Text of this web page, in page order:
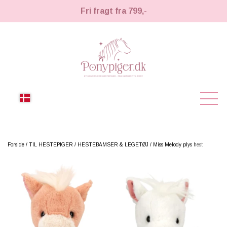
Fri fragt fra 799,-
NYHEDER
KÆPHESTE
STRIGLER & TILBEHØR
LEMIEUX TOY PONY
TIL HESTEPIGER
Forside TIL HESTEPIGER HESTEBAMSER & LEGETØJ Miss Melody plys hest